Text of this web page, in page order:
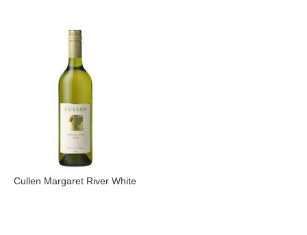
​Cullen Margaret River White